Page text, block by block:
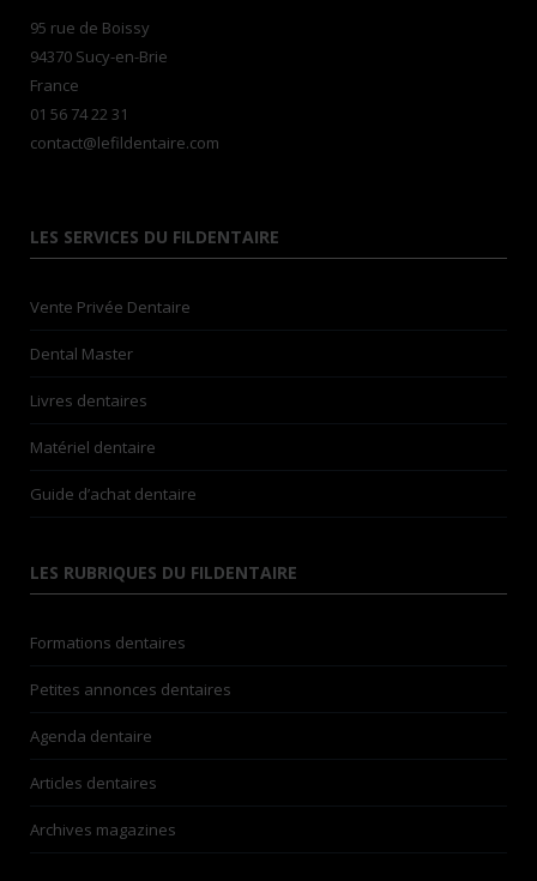
95 rue de Boissy
94370 Sucy-en-Brie
France
01 56 74 22 31
contact@lefildentaire.com
LES SERVICES DU FILDENTAIRE
Vente Privée Dentaire
Dental Master
Livres dentaires
Matériel dentaire
Guide d’achat dentaire
LES RUBRIQUES DU FILDENTAIRE
Formations dentaires
Petites annonces dentaires
Agenda dentaire
Articles dentaires
Archives magazines